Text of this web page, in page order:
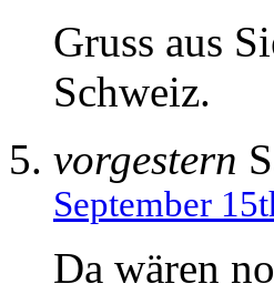
Gruss aus
Schweiz.
vorgestern
September
Da wären